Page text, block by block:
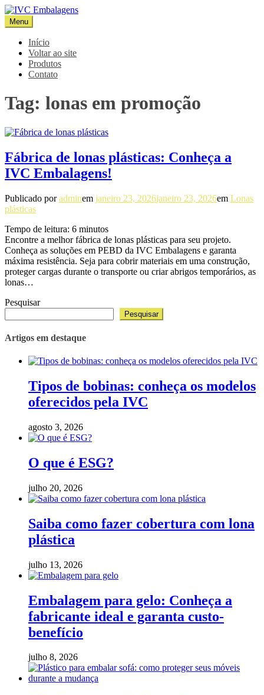
Pular
para
o
conteúdo
IVC Embalagens
Blog IVC
Menu
Início
Voltar ao site
Produtos
Contato
Tag: lonas em promoção
Fábrica de lonas plásticas: Conheça a
IVC Embalagens!
Publicado poradminem janeiro 23, 2026janeiro 23, 2026em Lonas
plásticas
Tempo de leitura: 6 minutos
Encontre a melhor fábrica de lonas plásticas para seu projeto.
Conheça as soluções em PEBD da IVC Embalagens e garanta
máxima resistência. Seja para cobrir materiais em uma construção,
proteger cargas durante o transporte ou criar abrigos temporários, as
lonas…
Pesquisar
Pesquisar
Artigos em destaque
Tipos de bobinas: conheça os modelos
oferecidos pela IVC
agosto 3, 2026
O que é ESG?
julho 20, 2026
Saiba como fazer cobertura com lona
plástica
julho 13, 2026
Embalagem para gelo: Conheça a
fabricante ideal e garanta custo-
benefício
julho 8, 2026